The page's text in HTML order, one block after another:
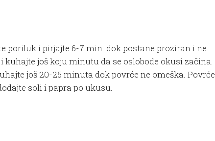
poriluk i pirjajte 6-7 min. dok postane proziran i ne
još koju minutu da se oslobode okusi začina.
još 20-25 minuta dok povrće ne omeška. Povrće
soli i papra po ukusu.